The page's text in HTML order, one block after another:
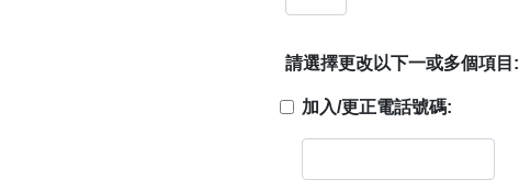
請選擇更改以下一或多個項目:
加入/更正電話號碼: